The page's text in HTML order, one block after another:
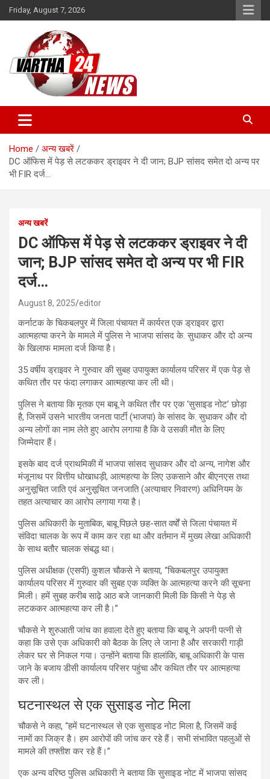
Skip
to
Friday, August 7, 2026
Vartha 24
Home
अन्य खबरें
DC ऑफिस में पेड़ से लटककर ड्राइवर ने दी जान; BJP सांसद समेत दो अन्य पर
भी FIR दर्ज…
अन्य खबरें
DC ऑफिस में पेड़ से लटककर ड्राइवर ने दी
जान; BJP सांसद समेत दो अन्य पर भी FIR
दर्ज…
August 8, 2025 editor
कर्नाटक के चिकबलपुर में जिला पंचायत में कार्यरत एक ड्राइवर द्वारा
आत्महत्या करने के मामले में पुलिस ने भाजपा सांसद के. सुधाकर और दो अन्य
के खिलाफ मामला दर्ज किया है।
35 वर्षीय ड्राइवर ने गुरुवार की सुबह उपायुक्त कार्यालय परिसर में एक पेड़ से
कथित तौर पर फंदा लगाकर आत्महत्या कर ली थी।
पुलिस ने बताया कि मृतक एम बाबू ने कथित तौर पर एक ‘सुसाइड नोट’ छोड़ा
है, जिसमें उसने भारतीय जनता पार्टी (भाजपा) के सांसद के. सुधाकर और दो
अन्य लोगों का नाम लेते हुए आरोप लगाया है कि वे उसकी मौत के लिए
जिम्मेदार हैं।
इसके बाद दर्ज प्राथमिकी में भाजपा सांसद सुधाकर और दो अन्य, नागेश और
मंजूनाथ पर वित्तीय धोखाधड़ी, आत्महत्या के लिए उकसाने और बीएनएस तथा
अनुसूचित जाति एवं अनुसूचित जनजाति (अत्याचार निवारण) अधिनियम के
तहत अत्याचार का आरोप लगाया गया है।
पुलिस अधिकारी के मुताबिक, बाबू पिछले छह-सात वर्षों से जिला पंचायत में
संविदा चालक के रूप में काम कर रहा था और वर्तमान में मुख्य लेखा अधिकारी
के साथ बतौर चालक संबद्ध था।
पुलिस अधीक्षक (एसपी) कुशल चौकसे ने बताया, “चिकबलपुर उपायुक्त
कार्यालय परिसर में गुरुवार की सुबह एक व्यक्ति के आत्महत्या करने की सूचना
मिली। हमें सुबह करीब साढ़े आठ बजे जानकारी मिली कि किसी ने पेड़ से
लटककर आत्महत्या कर ली है।”
चौकसे ने शुरुआती जांच का हवाला देते हुए बताया कि बाबू ने अपनी पत्नी से
कहा कि उसे एक अधिकारी को बैठक के लिए ले जाना है और सरकारी गाड़ी
लेकर घर से निकल गया। उन्होंने बताया कि हालांकि, बाबू अधिकारी के पास
जाने के बजाय डीसी कार्यालय परिसर पहुंचा और कथित तौर पर आत्महत्या
कर ली।
घटनास्थल से एक सुसाइड नोट मिला
चौकसे ने कहा, “हमें घटनास्थल से एक सुसाइड नोट मिला है, जिसमें कई
नामों का जिक्र है। हम आरोपों की जांच कर रहे हैं। सभी संभावित पहलुओं से
मामले की तफ्तीश कर रहे हैं।”
एक अन्य वरिष्ठ पुलिस अधिकारी ने बताया कि सुसाइड नोट में भाजपा सांसद